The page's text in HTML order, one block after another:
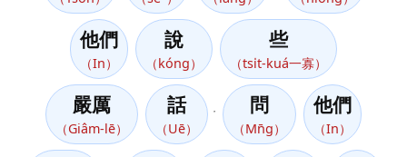
他們
（In）
說
（kóng）
些
（tsi̍t-kuá一寡）
嚴厲
（Giâm-lē）
話
（Uē）
問
（Mn̄g）
他們
（In）